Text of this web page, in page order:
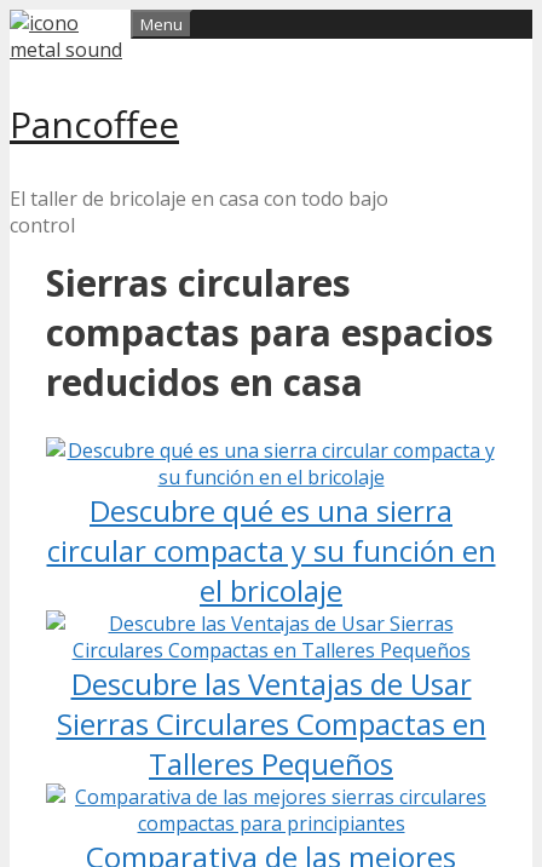
Skip
to
Pancoffee
El taller de bricolaje en casa con todo bajo
control
Menu
Sierras circulares
compactas para espacios
reducidos en casa
Descubre qué es una sierra
circular compacta y su función en
el bricolaje
Descubre las Ventajas de Usar
Sierras Circulares Compactas en
Talleres Pequeños
Comparativa de las mejores